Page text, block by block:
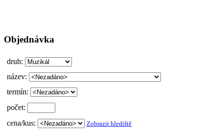
Objednávka
druh:
název:
termín:
počet:
cena/kus:
Zobrazit hlediště